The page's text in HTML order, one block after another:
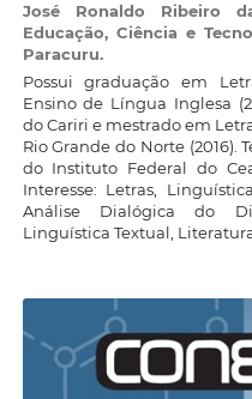
José Ronaldo Ribeiro
Educação, Ciência e
Paracuru.
Possui graduação em
Ensino de Língua Inglesa
do Cariri e mestrado em
Rio Grande do Norte (2016).
do Instituto Federal do
Interesse: Letras,
Análise Dialógica do
Linguística Textual,